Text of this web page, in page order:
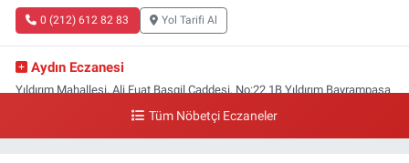
0 (212) 612 82 83 Yol Tarifi Al
Aydın Eczanesi
Yıldırım Mahallesi, Ali Fuat Başgil Caddesi, No:22 1B Yıldırım Bayrampaşa
Tüm Nöbetçi Eczaneler